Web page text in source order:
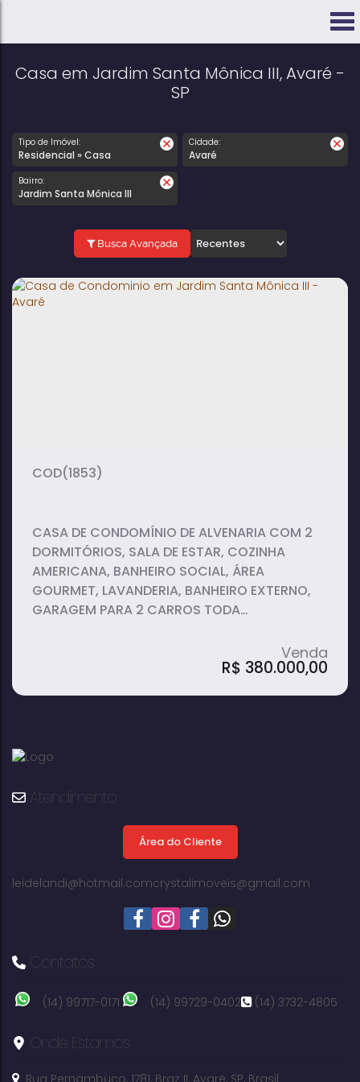
Casa em Jardim Santa Mônica III, Avaré -
SP
Tipo de Imóvel:
Residencial » Casa
Cidade:
Avaré
Bairro:
Jardim Santa Mônica III
Busca Avançada
Casa de Condominio em Jardim Santa
R$ 380.000,00
(1853)
CASA DE CONDOMÍNIO DE ALVENARIA COM 2
DORMITÓRIOS, SALA DE ESTAR, COZINHA
AMERICANA, BANHEIRO SOCIAL, ÁREA
GOURMET, LAVANDERIA, BANHEIRO EXTERNO,
GARAGEM PARA 2 CARROS TODA
Atendimento
Área do Cliente
leidelandi@hotmail.comcrystalimoveis@gmail.com
Contatos
(14) 99717-0171 (14) 99729-0402 (14) 3732-4805
Onde Estamos